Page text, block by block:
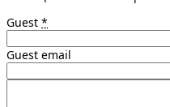
Guest *
Guest email